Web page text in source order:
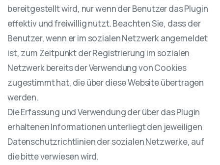
bereitgestellt wird, nur wenn der Benutzer das Plugin
effektiv und freiwillig nutzt. Beachten Sie, dass der
Benutzer, wenn er im sozialen Netzwerk angemeldet
ist, zum Zeitpunkt der Registrierung im sozialen
Netzwerk bereits der Verwendung von Cookies
zugestimmt hat, die über diese Website übertragen
werden.
Die Erfassung und Verwendung der über das Plugin
erhaltenen Informationen unterliegt den jeweiligen
Datenschutzrichtlinien der sozialen Netzwerke, auf
die bitte verwiesen wird.